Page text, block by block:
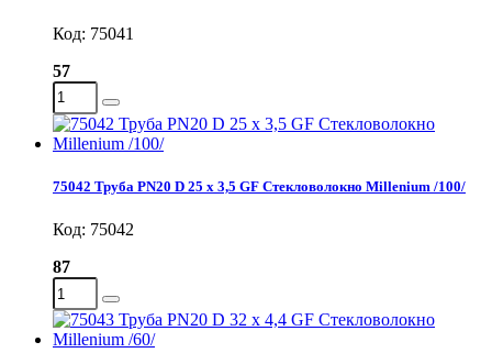
Код: 75041
57
75042 Труба PN20 D 25 x 3,5 GF Стекловолокно Millenium /100/
Код: 75042
87